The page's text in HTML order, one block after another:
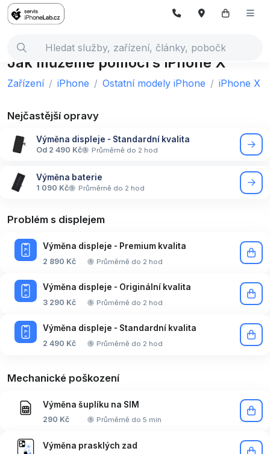
Jak můžeme pomoci s iPhone X
Zařízení iPhone Ostatní modely iPhone iPhone X
Nejčastější opravy
Výměna displeje - Standardní kvalita
Od 2 490 Kč Průměrně do 2 hod
Výměna baterie
1 090 Kč Průměrně do 2 hod
Problém s displejem
Výměna displeje - Premium kvalita
2 890 Kč Průměrně do 2 hod
Výměna displeje - Originální kvalita
3 290 Kč Průměrně do 2 hod
Výměna displeje - Standardní kvalita
2 490 Kč Průměrně do 2 hod
Mechanické poškození
Výměna šuplíku na SIM
290 Kč Průměrně do 5 min
Výměna prasklých zad